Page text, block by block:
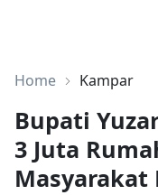
Home Kampar
Bupati
3 Juta
Masyarakat